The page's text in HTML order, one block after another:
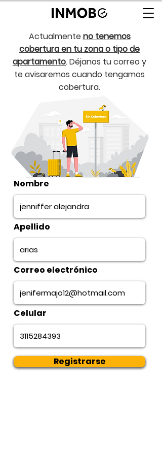
Actualmenteno tenemos
cobertura en tu zona o tipo de
apartamento. Déjanos tu correo y
te avisaremos cuando tengamos
cobertura.
Nombre
Apellido
Correo electrónico
Celular
Registrarse